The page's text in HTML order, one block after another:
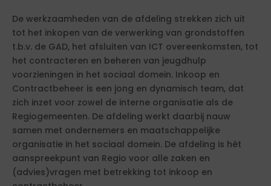
De werkzaamheden van de afdeling strekken zich uit
tot het inkopen van de verwerking van grondstoffen
t.b.v. de GAD, het afsluiten van ICT overeenkomsten, tot
het contracteren en beheren van jeugdhulp
voorzieningen in het sociaal domein. Inkoop en
Contractbeheer is een jong en dynamisch team, dat
zich inzet voor zowel de interne organisatie als de
Regiogemeenten. De afdeling werkt daarbij nauw
samen met ondernemers en maatschappelijke
organisatie in het sociaal domein. De afdeling is hèt
aanspreekpunt van Regio voor alle zaken en
(advies)vragen met betrekking tot inkoop en